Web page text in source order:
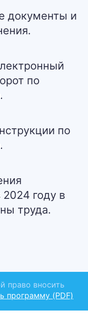
документы и
по
по
2024 году в
труда.
право вносить
программу (PDF)